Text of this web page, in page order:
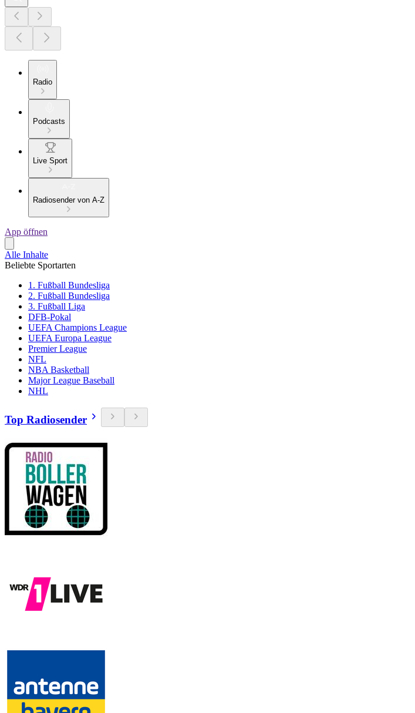
Radio
Podcasts
Live Sport
Radiosender von A-Z
App öffnen
Alle Inhalte
Beliebte Sportarten
1. Fußball Bundesliga
2. Fußball Bundesliga
3. Fußball Liga
DFB-Pokal
UEFA Champions League
UEFA Europa League
Premier League
NFL
NBA Basketball
Major League Baseball
NHL
Top Radiosender